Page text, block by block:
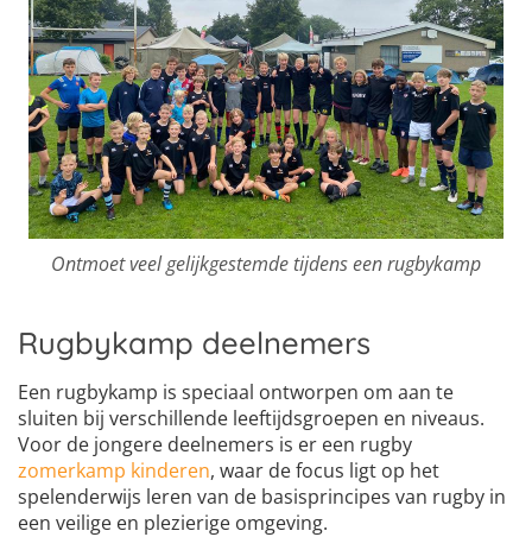
Ontmoet veel gelijkgestemde tijdens een rugbykamp
Rugbykamp deelnemers
Een rugbykamp is speciaal ontworpen om aan te
sluiten bij verschillende leeftijdsgroepen en niveaus.
Voor de jongere deelnemers is er een rugby
zomerkamp kinderen, waar de focus ligt op het
spelenderwijs leren van de basisprincipes van rugby in
een veilige en plezierige omgeving.